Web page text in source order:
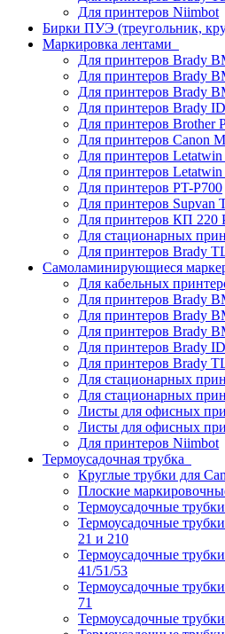
Для принтеров Niimbot
Бирки ПУЭ (треугольник,
Маркировка лентами
Для принтеров Brady
Для принтеров Brady
Для принтеров Brady
Для принтеров Brady
Для принтеров Brother
Для принтеров Canon
Для принтеров
Для принтеров
Для принтеров PT-P700
Для принтеров Supvan
Для принтеров КП 220
Для стационарных
Для принтеров Brady
Самоламинирующиеся
Для кабельных
Для принтеров Brady
Для принтеров Brady
Для принтеров Brady
Для принтеров Brady
Для принтеров Brady
Для стационарных
Для стационарных
Листы для офисных
Листы для офисных
Для принтеров Niimbot
Термоусадочная трубка
Круглые трубки для
Плоские
Термоусадочные
Термоусадочные
21 и 210
Термоусадочные
41/51/53
Термоусадочные
71
Термоусадочные